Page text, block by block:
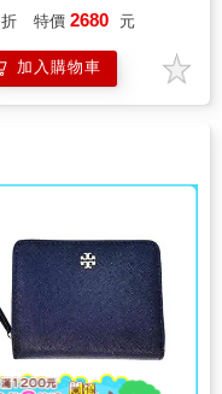
折 特價 2680 元
加入購物車